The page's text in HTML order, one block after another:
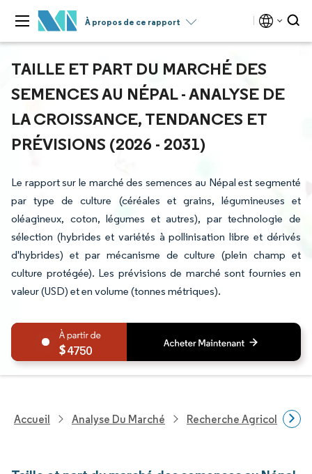
À propos de ce rapport
TAILLE ET PART DU MARCHÉ DES
SEMENCES AU NÉPAL - ANALYSE DE
LA CROISSANCE, TENDANCES ET
PRÉVISIONS (2026 - 2031)
Le rapport sur le marché des semences au Népal est segmenté
par type de culture (céréales et grains, légumineuses et
oléagineux, coton, légumes et autres), par technologie de
sélection (hybrides et variétés à pollinisation libre et dérivés
d'hybrides) et par mécanisme de culture (plein champ et
culture protégée). Les prévisions de marché sont fournies en
valeur (USD) et en volume (tonnes métriques).
4750
Accueil Analyse Du Marché Recherche Agricole